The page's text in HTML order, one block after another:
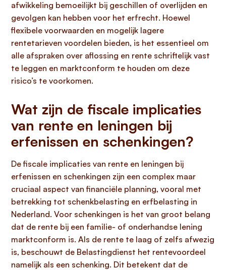
afwikkeling bemoeilijkt bij geschillen of overlijden en
gevolgen kan hebben voor het erfrecht. Hoewel
flexibele voorwaarden en mogelijk lagere
rentetarieven voordelen bieden, is het essentieel om
alle afspraken over aflossing en rente schriftelijk vast
te leggen en marktconform te houden om deze
risico’s te voorkomen.
Wat zijn de fiscale implicaties
van rente en leningen bij
erfenissen en schenkingen?
De fiscale implicaties van rente en leningen bij
erfenissen en schenkingen zijn een complex maar
cruciaal aspect van financiële planning, vooral met
betrekking tot schenkbelasting en erfbelasting in
Nederland. Voor schenkingen is het van groot belang
dat de rente bij een familie- of onderhandse lening
marktconform is. Als de rente te laag of zelfs afwezig
is, beschouwt de Belastingdienst het rentevoordeel
namelijk als een schenking. Dit betekent dat de